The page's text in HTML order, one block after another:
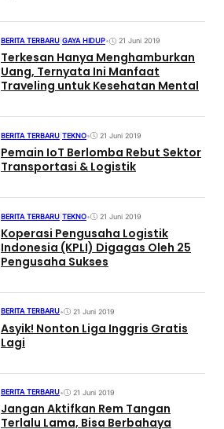
BERITA TERBARU GAYA HIDUP• 21 Juni 2019
Terkesan Hanya Menghamburkan
Uang, Ternyata Ini Manfaat
Traveling untuk Kesehatan Mental
BERITA TERBARU TEKNO• 21 Juni 2019
Pemain IoT Berlomba Rebut Sektor
Transportasi & Logistik
BERITA TERBARU TEKNO• 21 Juni 2019
Koperasi Pengusaha Logistik
Indonesia (KPLI) Digagas Oleh 25
Pengusaha Sukses
BERITA TERBARU• 21 Juni 2019
Asyik! Nonton Liga Inggris Gratis
Lagi
BERITA TERBARU• 21 Juni 2019
Jangan Aktifkan Rem Tangan
Terlalu Lama, Bisa Berbahaya